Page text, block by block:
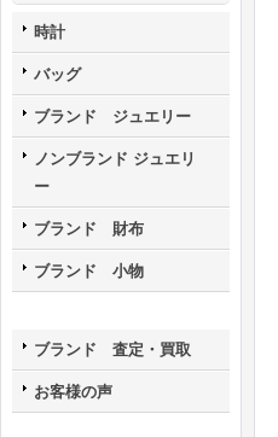
時計
バッグ
ブランド ジュエリー
ノンブランド ジュエリ
ー
ブランド 財布
ブランド 小物
ブランド 査定・買取
お客様の声